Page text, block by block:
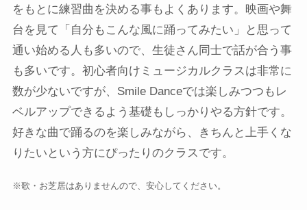
をもとに練習曲を決める事もよくあります。映画や舞
台を見て「自分もこんな風に踊ってみたい」と思って
通い始める人も多いので、生徒さん同士で話が合う事
も多いです。初心者向けミュージカルクラスは非常に
数が少ないですが、Smile Danceでは楽しみつつもレ
ベルアップできるよう基礎もしっかりやる方針です。
好きな曲で踊るのを楽しみながら、きちんと上手くな
りたいという方にぴったりのクラスです。
※歌・お芝居はありませんので、安心してください。